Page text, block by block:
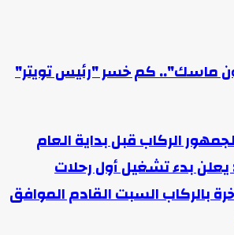
ماسك".. كم خسر "رئيس تويتر"
الركاب قبل بداية العام
بدء تشغيل أول رحلات
بالركاب السبت القادم الموافق